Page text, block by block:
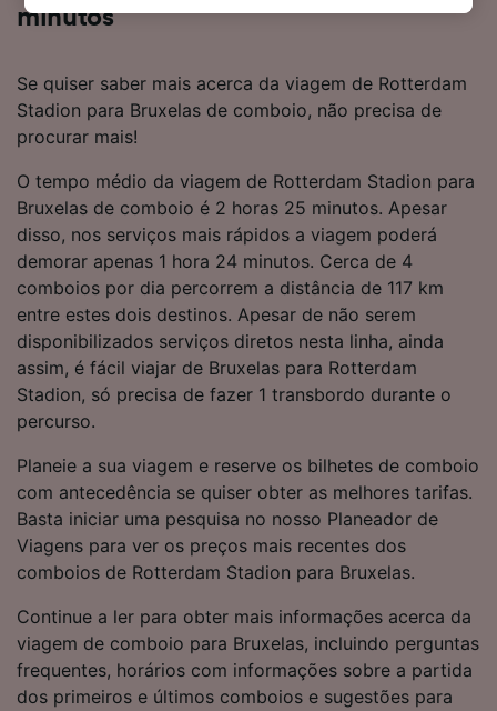
minutos
Se quiser saber mais acerca da viagem de Rotterdam
Stadion para Bruxelas de comboio, não precisa de
procurar mais!
O tempo médio da viagem de Rotterdam Stadion para
Bruxelas de comboio é 2 horas 25 minutos. Apesar
disso, nos serviços mais rápidos a viagem poderá
demorar apenas 1 hora 24 minutos. Cerca de 4
comboios por dia percorrem a distância de 117 km
entre estes dois destinos. Apesar de não serem
disponibilizados serviços diretos nesta linha, ainda
assim, é fácil viajar de Bruxelas para Rotterdam
Stadion, só precisa de fazer 1 transbordo durante o
percurso.
Planeie a sua viagem e reserve os bilhetes de comboio
com antecedência se quiser obter as melhores tarifas.
Basta iniciar uma pesquisa no nosso Planeador de
Viagens para ver os preços mais recentes dos
comboios de Rotterdam Stadion para Bruxelas.
Continue a ler para obter mais informações acerca da
viagem de comboio para Bruxelas, incluindo perguntas
frequentes, horários com informações sobre a partida
dos primeiros e últimos comboios e sugestões para
política de privacidade. Estas escolhas serão
afetarão os dados de navegação. Seus dados
não serão utilizados para fins de rastreamento
se você tiver pedido para não ser rastreado.
Nós e nossos parceiros processamos os
dados para fornecer:
Usar dados exatos de geolocalização.
Verificar ativamente as características do
dispositivo para identificação. Armazenar e/ou
acessar informações em um dispositivo.
Publicidade e conteúdo personalizados,
medição de publicidade e conteúdo, pesquisa
de público e desenvolvimento de serviços..
Lista de parceiros (fornecedores)